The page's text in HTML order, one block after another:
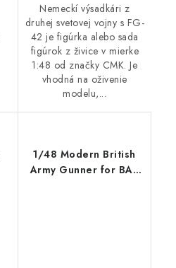
Nemeckí výsadkári z
druhej svetovej vojny s FG-
42 je figúrka alebo sada
figúrok z živice v mierke
1:48 od značky CMK. Je
vhodná na oživenie
modelu,...
1/48 Modern British
Army Gunner for BAE